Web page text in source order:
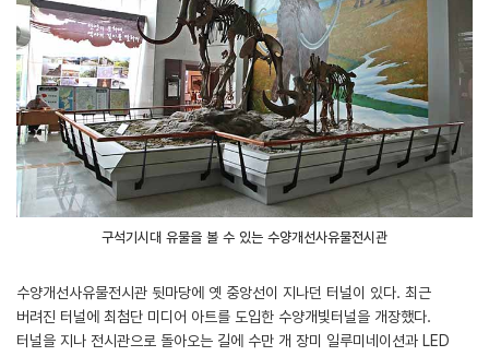
구석기시대 유물을 볼 수 있는 수양개선사유물전시관
수양개선사유물전시관 뒷마당에 옛 중앙선이 지나던 터널이 있다. 최근
버려진 터널에 최첨단 미디어 아트를 도입한 수양개빛터널을 개장했다.
터널을 지나 전시관으로 돌아오는 길에 수만 개 장미 일루미네이션과 LED